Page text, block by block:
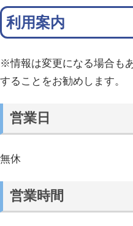
利用案内
※情報は変更になる場合も
することをお勧めします。
営業日
無休
営業時間